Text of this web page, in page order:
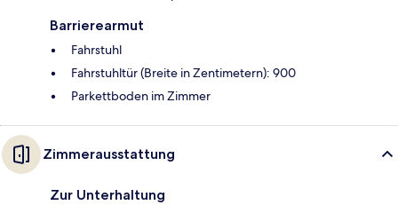
Barrierearmut
Fahrstuhl
Fahrstuhltür (Breite in Zentimetern): 900
Parkettboden im Zimmer
Zimmerausstattung
Zur Unterhaltung